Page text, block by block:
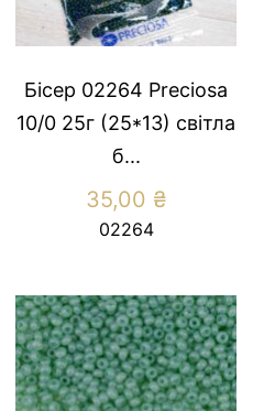
Бісер 02264 Preсiosa
10/0 25г (25*13) свiтла
б...
35,00 ₴
02264